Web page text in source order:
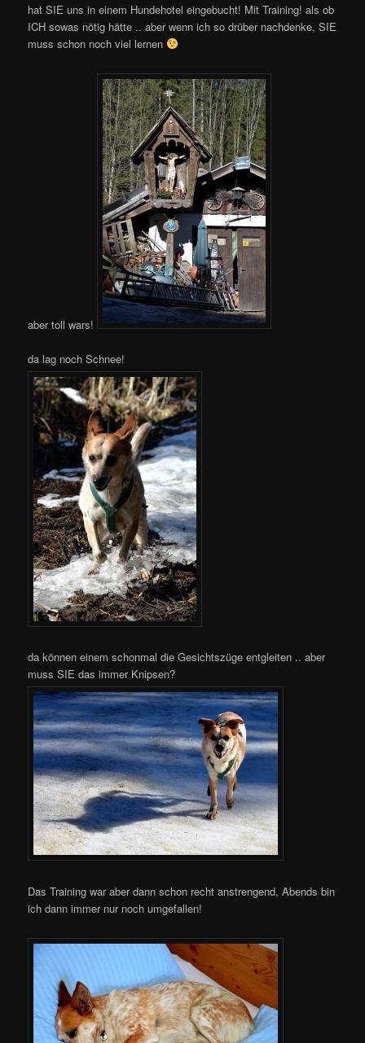
hat SIE uns in einem Hundehotel eingebucht! Mit Training! als ob
ICH sowas nötig hätte .. aber wenn ich so drüber nachdenke, SIE
muss schon noch viel lernen
aber toll wars!
da lag noch Schnee!
da können einem schonmal die Gesichtszüge entgleiten .. aber
muss SIE das immer Knipsen?
Das Training war aber dann schon recht anstrengend, Abends bin
ich dann immer nur noch umgefallen!